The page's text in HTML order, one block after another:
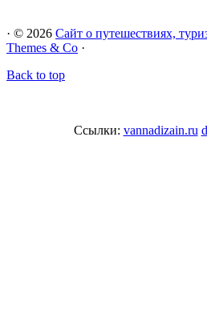
· © 2026 Сайт о путешествиях,
Themes & Co ·
Back to top
Ссылки: vannadizain.ru